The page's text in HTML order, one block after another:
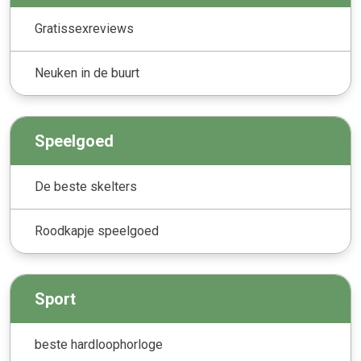
Gratissexreviews
Neuken in de buurt
Speelgoed
De beste skelters
Roodkapje speelgoed
Sport
beste hardloophorloge